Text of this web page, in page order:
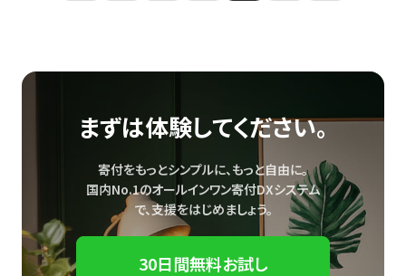
まずは体験してください。
寄付をもっとシンプルに、もっと自由に。
国内No.1のオールインワン寄付DXシステム
で、支援をはじめましょう。
30日間無料お試し